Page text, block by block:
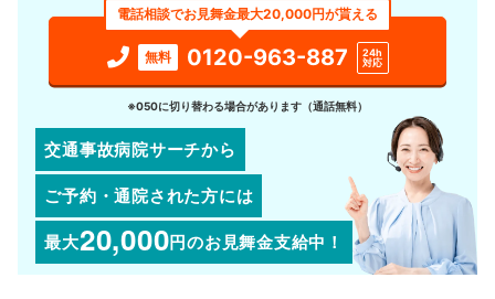
電話相談でお見舞金最大20,000円が貰える
無料 0120-963-887
24h
対応
※050に切り替わる場合があります（通話無料）
交通事故病院サーチから
ご予約・通院された方には
最大20,000円のお見舞金支給中！